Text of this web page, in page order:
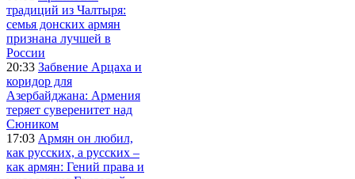
традиций из Чалтыря:
семья донских армян
признана лучшей в
России
20:33 Забвение Арцаха и
коридор для
Азербайджана: Армения
теряет суверенитет над
Сюником
17:03 Армян он любил,
как русских, а русских –
как армян: Гений права и